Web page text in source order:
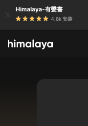
Himalaya-有聲書
4.8k 安裝